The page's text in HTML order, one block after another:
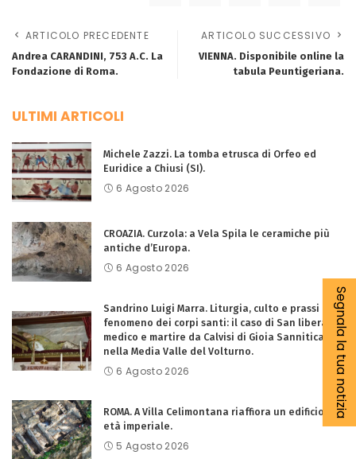
ARTICOLO PRECEDENTE
Andrea CARANDINI, 753 A.C. La
Fondazione di Roma.
ARTICOLO SUCCESSIVO
VIENNA. Disponibile online la
tabula Peuntigeriana.
ULTIMI ARTICOLI
Michele Zazzi. La tomba etrusca di Orfeo ed
Euridice a Chiusi (SI).
6 Agosto 2026
CROAZIA. Curzola: a Vela Spila le ceramiche più
antiche d’Europa.
6 Agosto 2026
Sandrino Luigi Marra. Liturgia, culto e prassi del
fenomeno dei corpi santi: il caso di San liberato
medico e martire da Calvisi di Gioia Sannitica,
nella Media Valle del Volturno.
6 Agosto 2026
ROMA. A Villa Celimontana riaffiora un edificio di
età imperiale.
5 Agosto 2026
Segnala la tua notizia